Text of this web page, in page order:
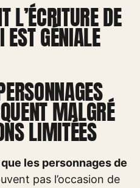
L’ÉCRITURE DE
GÉNIALE
MALGRÉ
LIMITÉES
les personnages de
pas l’occasion de